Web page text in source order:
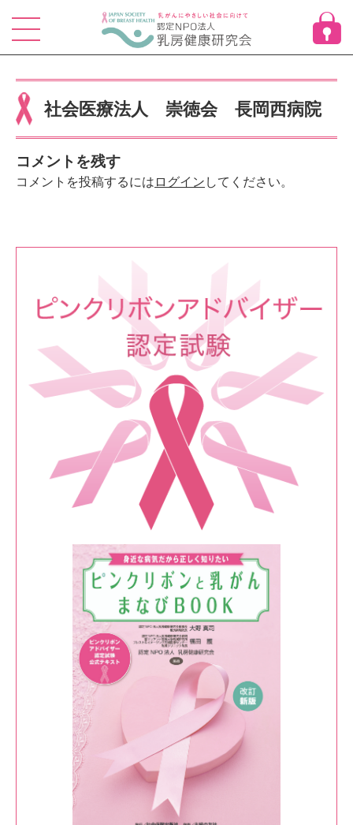
社会医療法人 崇徳会 長岡西病院
コメントを残す
コメントを投稿するには ログイン してください。